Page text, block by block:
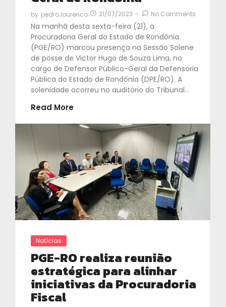
by pedro.lourenco 21/07/2023 - No Comments
Na manhã desta sexta-feira (21), a
Procuradoria Geral do Estado de Rondônia
(PGE/RO) marcou presença na Sessão Solene
de posse de Victor Hugo de Souza Lima, no
cargo de Defensor Público-Geral da Defensoria
Pública do Estado de Rondônia (DPE/RO). A
solenidade ocorreu no auditório do Tribunal...
Read More
Notícias
PGE-RO realiza reunião
estratégica para alinhar
iniciativas da Procuradoria
Fiscal